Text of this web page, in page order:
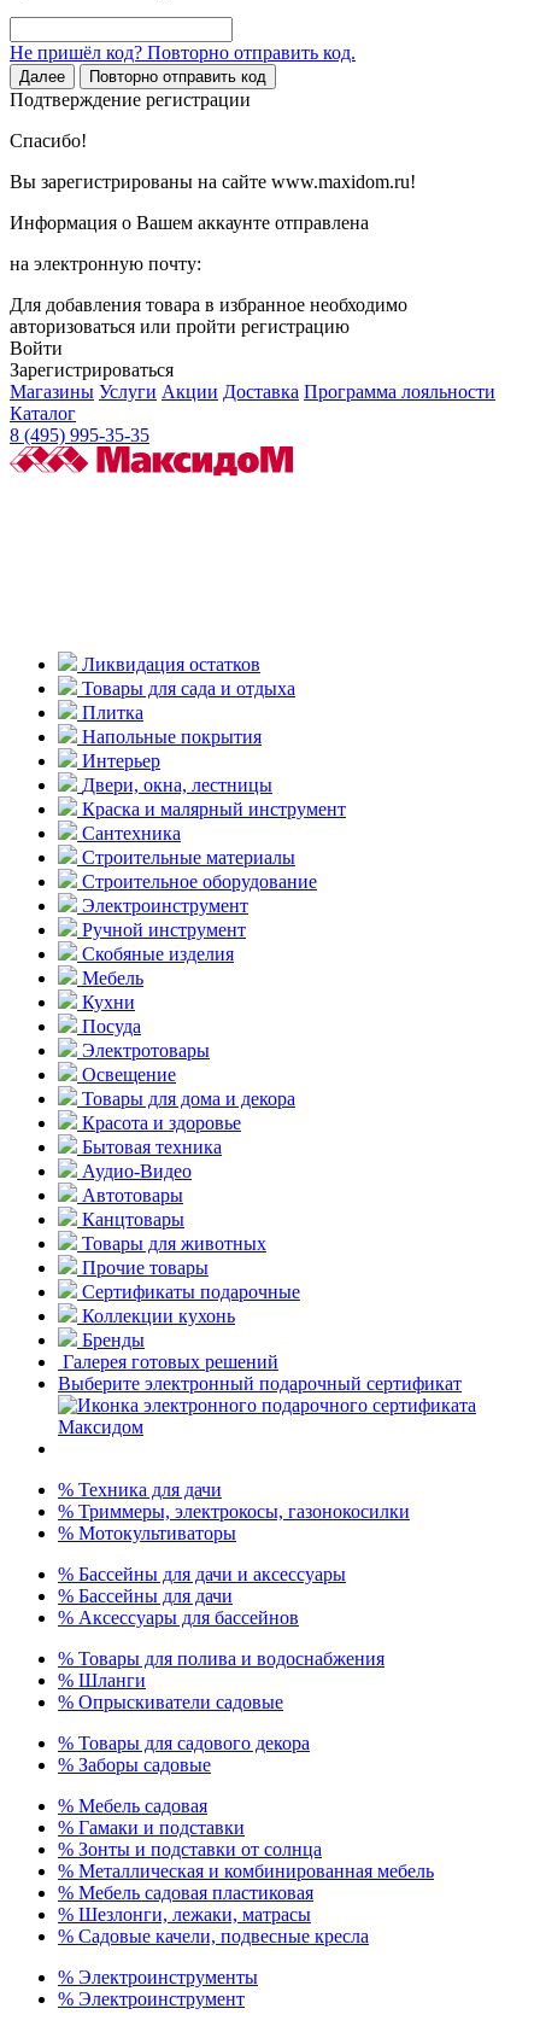
Не пришёл код? Повторно отправить код.
Далее Повторно отправить код
Подтверждение регистрации
Спасибо!
Вы зарегистрированы на сайте www.maxidom.ru!
Информация о Вашем аккаунте отправлена
на электронную почту:
Для добавления товара в избранное необходимо
авторизоваться или пройти регистрацию
Войти
Зарегистрироваться
Магазины Услуги Акции Доставка Программа лояльности
Каталог
8 (495) 995-35-35
Ликвидация остатков
Товары для сада и отдыха
Плитка
Напольные покрытия
Интерьер
Двери, окна, лестницы
Краска и малярный инструмент
Сантехника
Строительные материалы
Строительное оборудование
Электроинструмент
Ручной инструмент
Скобяные изделия
Мебель
Кухни
Посуда
Электротовары
Освещение
Товары для дома и декора
Красота и здоровье
Бытовая техника
Аудио-Видео
Автотовары
Канцтовары
Товары для животных
Прочие товары
Сертификаты подарочные
Коллекции кухонь
Бренды
Галерея готовых решений
Выберите электронный подарочный сертификат
% Техника для дачи
% Триммеры, электрокосы, газонокосилки
% Мотокультиваторы
% Бассейны для дачи и аксессуары
% Бассейны для дачи
% Аксессуары для бассейнов
% Товары для полива и водоснабжения
% Шланги
% Опрыскиватели садовые
% Товары для садового декора
% Заборы садовые
% Мебель садовая
% Гамаки и подставки
% Зонты и подставки от солнца
% Металлическая и комбинированная мебель
% Мебель садовая пластиковая
% Шезлонги, лежаки, матрасы
% Садовые качели, подвесные кресла
% Электроинструменты
% Электроинструмент